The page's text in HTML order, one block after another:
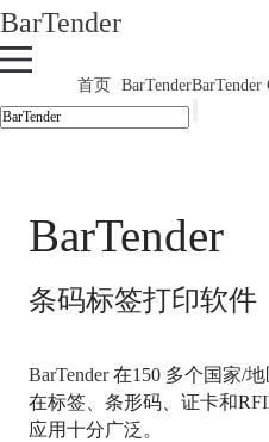
BarTender
首页 BarTenderBarTender
BarTender
条码标签打印软件
BarTender在150 多个国家/地
在标签、条形码、证卡和
应用十分广泛。